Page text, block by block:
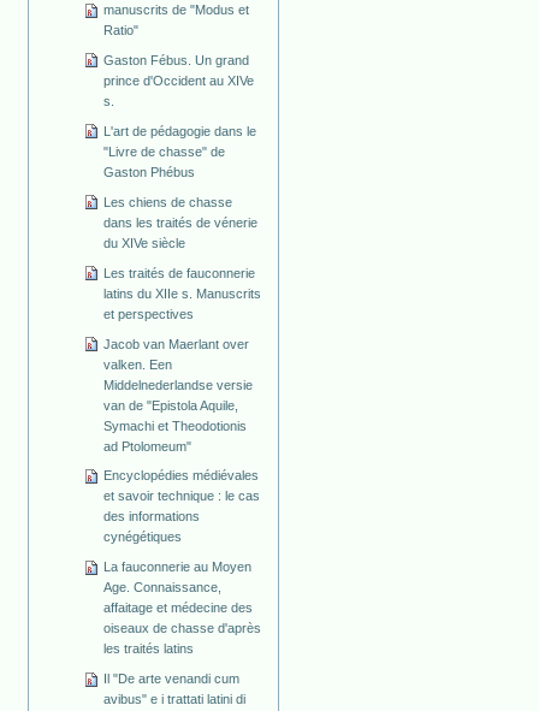
manuscrits de "Modus et
Ratio"
Gaston Fébus. Un grand
prince d'Occident au XIVe
s.
L'art de pédagogie dans le
"Livre de chasse" de
Gaston Phébus
Les chiens de chasse
dans les traités de vénerie
du XIVe siècle
Les traités de fauconnerie
latins du XIIe s. Manuscrits
et perspectives
Jacob van Maerlant over
valken. Een
Middelnederlandse versie
van de "Epistola Aquile,
Symachi et Theodotionis
ad Ptolomeum"
Encyclopédies médiévales
et savoir technique : le cas
des informations
cynégétiques
La fauconnerie au Moyen
Age. Connaissance,
affaitage et médecine des
oiseaux de chasse d'après
les traités latins
Il "De arte venandi cum
avibus" e i trattati latini di